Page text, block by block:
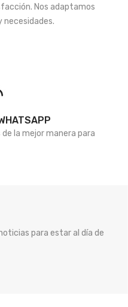
Nos adaptamos
necesidades.
la mejor manera para
para estar al día de